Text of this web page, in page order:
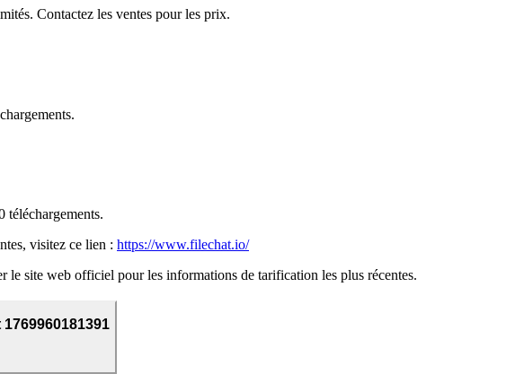
Contactez les ventes pour les prix.
téléchargements.
visitez ce lien : https://www.filechat.io/
le site web officiel pour les informations de tarification les plus récentes.